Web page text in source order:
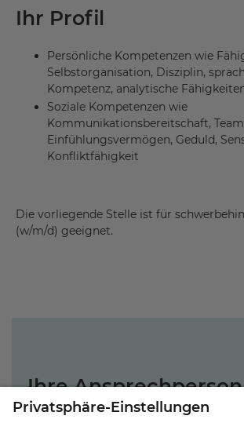
Ihr Profil
Persönliche Kompetenzen wie
Selbstorganisation, Disziplin,
Kompetenz, analytische
Soziale Kompetenzen wie
Kommunikationsbereitschaft,
Einfühlungsvermögen, Geduld,
Konfliktfähigkeit
Die vorliegende Stelle ist für
(w/m/d) geeignet.
Ihre Ansprechperson